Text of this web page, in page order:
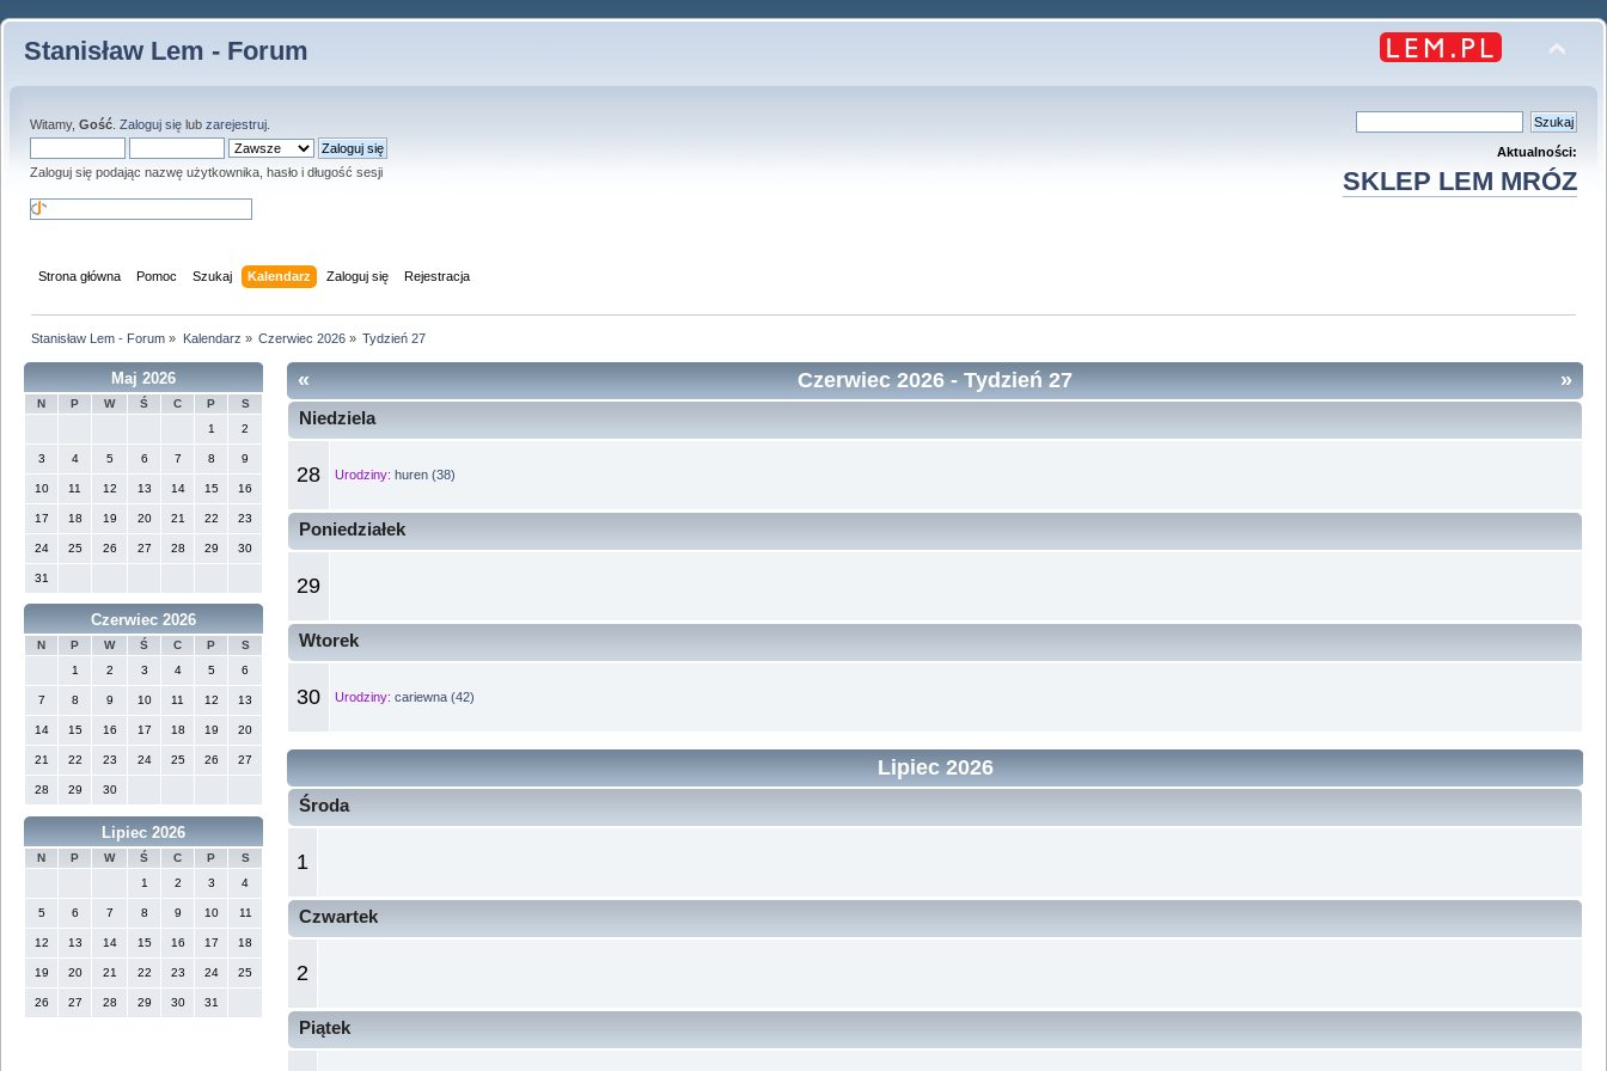
Stanisław Lem - Forum
Witamy, Gość Zaloguj się lub zarejestruj
Zaloguj się podając nazwę użytkownika, hasło i długość sesji
Aktualności:
SKLEP LEM MRÓZ
Strona główna Pomoc Szukaj Kalendarz Zaloguj się Rejestracja
Stanisław Lem - Forum » Kalendarz » Czerwiec 2026» Tydzień 27
Maj 2026
N P W Ś C P
S
1
2
3 4 5 6 7 8 9
10 11 12 13 14 15 16
17 18 19 20 21 22 23
24 25 26 27 28 29 30
31
Czerwiec 2026
N P W Ś C P
S
1
2 3 4 5 6
7 8 9 10 11 12 13
14 15 16 17 18 19 20
21 22 23 24 25 26 27
28 29 30
Lipiec 2026
N P W Ś C P
S
1
2 3 4
5 6 7 8 9 10 11
12 13 14 15 16 17 18
19 20 21 22 23 24 25
26 27 28 29 30 31
« »
Czerwiec 2026- Tydzień 27
Niedziela
28 Urodziny: huren (38)
Poniedziałek
29
Wtorek
30 Urodziny: cariewna (42)
Lipiec 2026
Środa
1
Czwartek
2
Piątek